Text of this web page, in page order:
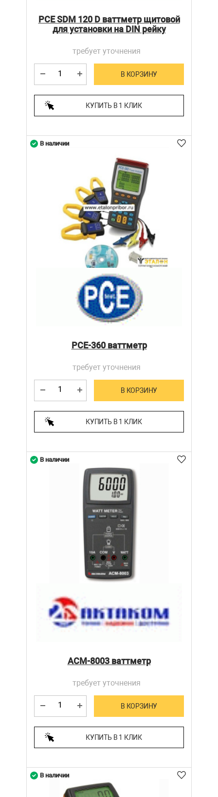
PCE SDM 120 D ваттметр щитовой
для установки на DIN рейку
требует уточнения
В КОРЗИНУ
КУПИТЬ В 1 КЛИК
PCE-360 ваттметр
требует уточнения
В КОРЗИНУ
КУПИТЬ В 1 КЛИК
В наличии
АСМ-8003 ваттметр
требует уточнения
В КОРЗИНУ
КУПИТЬ В 1 КЛИК
В наличии
В наличии